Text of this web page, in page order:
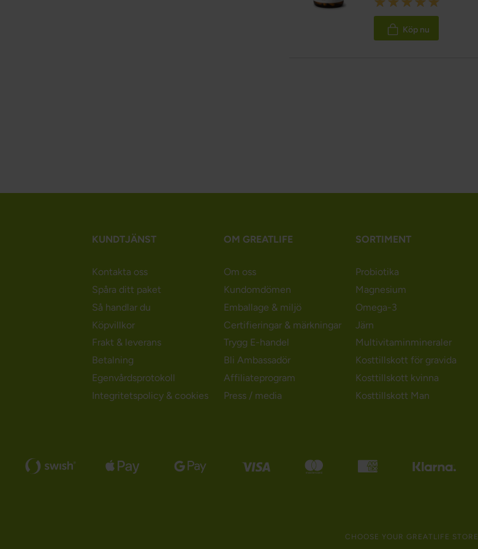
100%
Köp nu
KUNDTJÄNST
Kontakta oss
Spåra ditt paket
Så handlar du
Köpvillkor
Frakt & leverans
Betalning
Egenvårdsprotokoll
Integritetspolicy & cookies
OM GREATLIFE
Om oss
Kundomdömen
Emballage & miljö
Certifieringar & märkningar
Trygg E-handel
Bli Ambassadör
Affiliateprogram
Press / media
SORTIMENT
Probiotika
Magnesium
Omega-3
Järn
Multivitaminmineraler
Kosttillskott för gravida
Kosttillskott kvinna
Kosttillskott Man
CHOOSE YOUR GREATLIFE STORE